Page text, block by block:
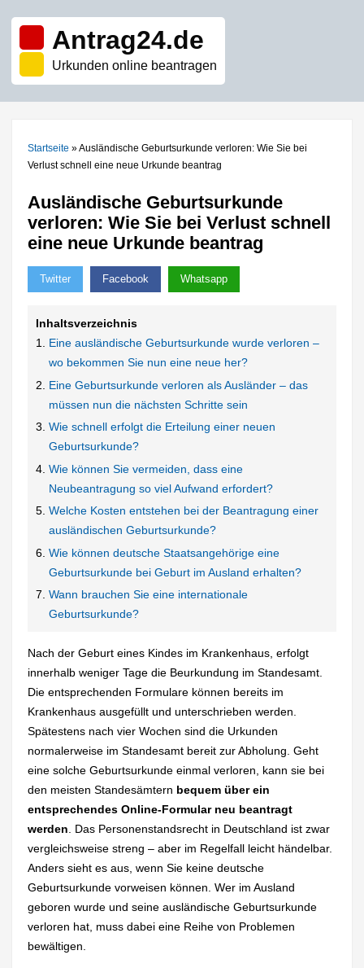
Antrag24.de
Urkunden online beantragen
Startseite »Ausländische Geburtsurkunde verloren: Wie Sie bei
Verlust schnell eine neue Urkunde beantrag
Ausländische Geburtsurkunde
verloren: Wie Sie bei Verlust schnell
eine neue Urkunde beantrag
Twitter Facebook Whatsapp
Inhaltsverzeichnis
Eine ausländische Geburtsurkunde wurde verloren –
wo bekommen Sie nun eine neue her?
Eine Geburtsurkunde verloren als Ausländer – das
müssen nun die nächsten Schritte sein
Wie schnell erfolgt die Erteilung einer neuen
Geburtsurkunde?
Wie können Sie vermeiden, dass eine
Neubeantragung so viel Aufwand erfordert?
Welche Kosten entstehen bei der Beantragung einer
ausländischen Geburtsurkunde?
Wie können deutsche Staatsangehörige eine
Geburtsurkunde bei Geburt im Ausland erhalten?
Wann brauchen Sie eine internationale
Geburtsurkunde?
Nach der Geburt eines Kindes im Krankenhaus, erfolgt
innerhalb weniger Tage die Beurkundung im Standesamt.
Die entsprechenden Formulare können bereits im
Krankenhaus ausgefüllt und unterschrieben werden.
Spätestens nach vier Wochen sind die Urkunden
normalerweise im Standesamt bereit zur Abholung. Geht
eine solche Geburtsurkunde einmal verloren, kann sie bei
den meisten Standesämtern bequem über ein
entsprechendes Online-Formular neu beantragt
werden. Das Personenstandsrecht in Deutschland ist zwar
vergleichsweise streng – aber im Regelfall leicht händelbar.
Anders sieht es aus, wenn Sie keine deutsche
Geburtsurkunde vorweisen können. Wer im Ausland
geboren wurde und seine ausländische Geburtsurkunde
verloren hat, muss dabei eine Reihe von Problemen
bewältigen.